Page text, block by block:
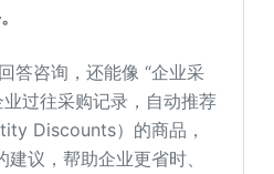
答咨询，还能像 “企业采
过往采购记录，自动推荐
Discounts）的商品，
议，帮助企业更省时、